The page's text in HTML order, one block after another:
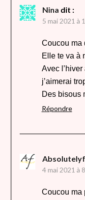
Nina dit :
5 mai 2021 à
Coucou ma
Elle te va à
Avec
j’aimerai
Des bisous
Répondre
4 mai 2021 à
Coucou ma